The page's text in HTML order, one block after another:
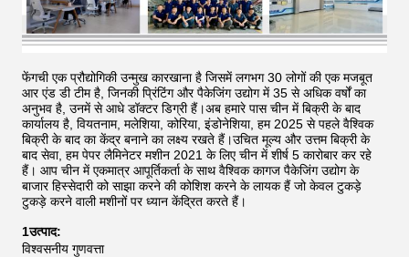
फेंगची एक प्रौद्योगिकी उन्मुख कारखाना है जिसमें लगभग 30 लोगों की एक मजबूत
आर एंड डी टीम है, जिनकी प्रिंटिंग और पैकेजिंग उद्योग में 35 से अधिक वर्षों का
अनुभव है, उनमें से आधे डॉक्टर डिग्री हैं।अब हमारे पास चीन में बिक्री के बाद
कार्यालय है, वियतनाम, मलेशिया, कोरिया, इंडोनेशिया, हम 2025 से पहले वैश्विक
बिक्री के बाद का केंद्र बनाने का लक्ष्य रखते हैं।उचित मूल्य और उत्तम बिक्री के
बाद सेवा, हम पेपर लैमिनेटर मशीन 2021 के लिए चीन में शीर्ष 5 कारोबार कर रहे
हैं। आप चीन में एकमात्र आपूर्तिकर्ता के साथ वैश्विक कागज पैकेजिंग उद्योग के
बाजार हिस्सेदारी को साझा करने की कोशिश करने के लायक हैं जो केवल टुकड़े
टुकड़े करने वाली मशीनों पर ध्यान केंद्रित करते हैं।
1उत्पाद:
विश्वसनीय गुणवत्ता